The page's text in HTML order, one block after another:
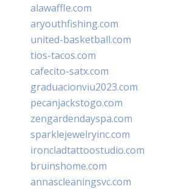
alawaffle.com
aryouthfishing.com
united-basketball.com
tios-tacos.com
cafecito-satx.com
graduacionviu2023.com
pecanjackstogo.com
zengardendayspa.com
sparklejewelryinc.com
ironcladtattoostudio.com
bruinshome.com
annascleaningsvc.com